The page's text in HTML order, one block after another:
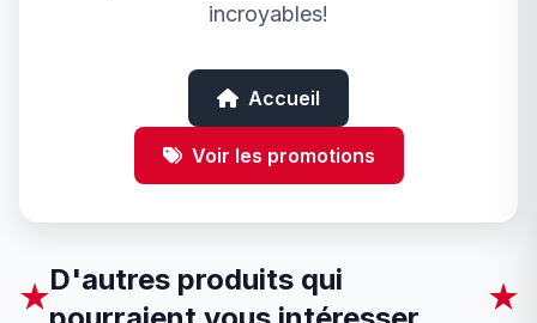
incroyables!
Accueil
Voir les promotions
★
D'autres produits qui
★